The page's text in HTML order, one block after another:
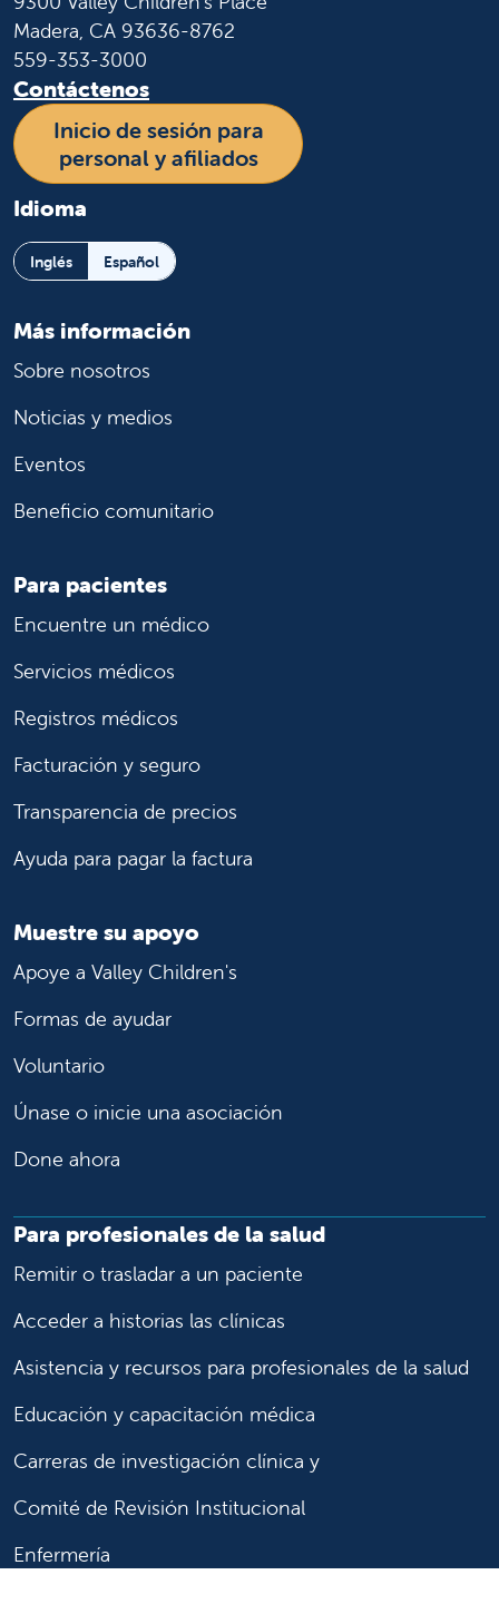
Madera, CA 93636-8762
559-353-3000
Contáctenos
Inicio de sesión para
personal y afiliados
Idioma
Inglés Español
Más información
Sobre nosotros
Noticias y medios
Eventos
Beneficio comunitario
Para pacientes
Encuentre un médico
Servicios médicos
Registros médicos
Facturación y seguro
Transparencia de precios
Ayuda para pagar la factura
Muestre su apoyo
Apoye a Valley Children's
Formas de ayudar
Voluntario
Únase o inicie una asociación
Done ahora
Para profesionales de la salud
Remitir o trasladar a un paciente
Acceder a historias las clínicas
Asistencia y recursos para profesionales de la salud
Educación y capacitación médica
Carreras de investigación clínica y
Comité de Revisión Institucional
Enfermería